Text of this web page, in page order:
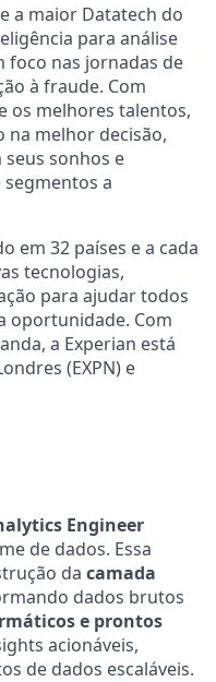
a maior Datatech do
para análise
foco nas jornadas de
à fraude. Com
os melhores talentos,
melhor decisão,
sonhos e
a
em 32 países e a cada
tecnologias,
para ajudar todos
oportunidade. Com
a Experian está
(EXPN) e
Engineer
de dados. Essa
da camada
dados brutos
e prontos
acionáveis,
de dados escaláveis.